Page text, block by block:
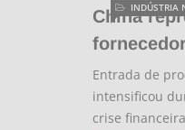
INDÚSTRIA
China
Entrada de
intensificou
crise